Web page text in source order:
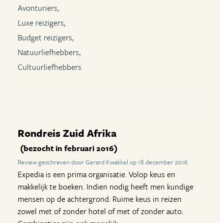
Avonturiers,
Luxe reizigers,
Budget reizigers,
Natuurliefhebbers,
Cultuurliefhebbers
Rondreis Zuid Afrika
(bezocht in februari 2016)
Review geschreven door Gerard Kwakkel op 18 december 2016
Expedia is een prima organisatie. Volop keus en
makkelijk te boeken. Indien nodig heeft men kundige
mensen op de achtergrond. Ruime keus in reizen
zowel met of zonder hotel of met of zonder auto.